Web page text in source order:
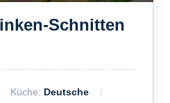
Schnitten
Küche: Deutsche